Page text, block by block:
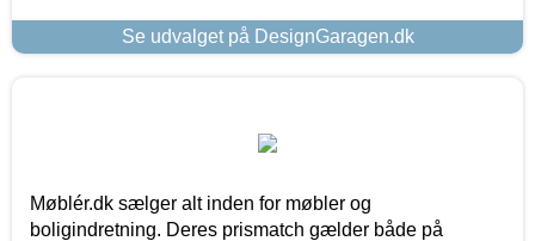
Se udvalget på DesignGaragen.dk
Møblér.dk sælger alt inden for møbler og
boligindretning. Deres prismatch gælder både på